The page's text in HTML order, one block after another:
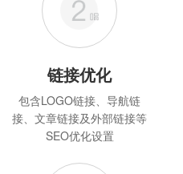
链接优化
包含LOGO链接、导航链
接、文章链接及外部链接等
SEO优化设置